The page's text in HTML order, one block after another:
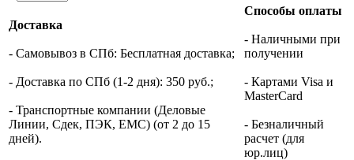
Доставка
- Самовывоз в СПб: Бесплатная доставка;
- Доставка по СПб (1-2 дня): 350 руб.;
- Транспортные компании (Деловые
Линии, Сдек, ПЭК, ЕМС) (от 2 до 15
дней).
Способы оплаты
- Наличными при
получении
- Картами Visa и
MasterCard
- Безналичный
расчет (для
юр.лиц)